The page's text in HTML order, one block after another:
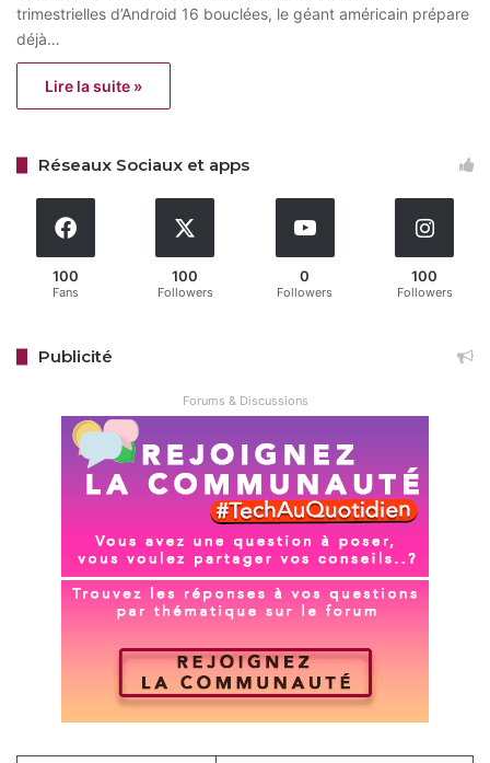
trimestrielles d’Android 16 bouclées, le géant américain prépare
déjà…
Lire la suite »
Réseaux Sociaux et apps
100
Fans
100
Followers
0
Followers
100
Followers
Publicité
Forums & Discussions